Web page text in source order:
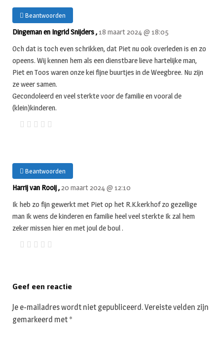
Beantwoorden
Dingeman en Ingrid Snijders , 18 maart 2024 @ 18:05
Och dat is toch even schrikken, dat Piet nu ook overleden is en zo
opeens. Wij kennen hem als een dienstbare lieve hartelijke man,
Piet en Toos waren onze kei fijne buurtjes in de Weegbree. Nu zijn
ze weer samen.
Gecondoleerd en veel sterkte voor de familie en vooral de
(klein)kinderen.
Beantwoorden
Harrij van Rooij ,20 maart 2024 @ 12:10
Ik heb zo fijn gewerkt met Piet op het R.K.kerkhof zo gezellige
man Ik wens de kinderen en familie heel veel sterkte Ik zal hem
zeker missen hier en met joul de boul .
Geef een reactie
Je e-mailadres wordt niet gepubliceerd.Vereiste velden zijn
gemarkeerd met *